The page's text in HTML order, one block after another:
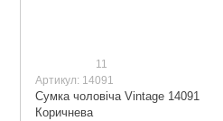
11
Артикул: 14091
Сумка чоловіча Vintage 14091
Коричнева